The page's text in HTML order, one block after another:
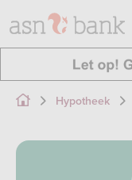
Hypotheek